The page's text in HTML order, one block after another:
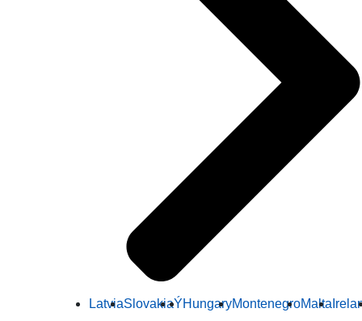
LatviaSlovakiaÝHungaryMontenegroMalta